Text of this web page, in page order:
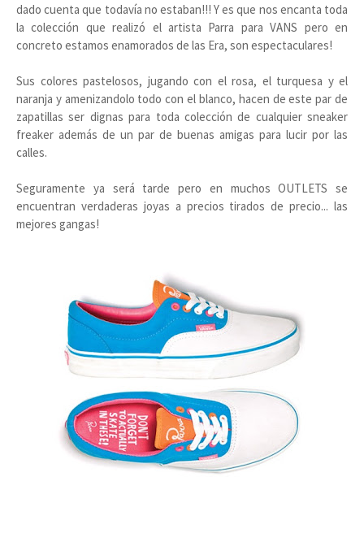
dado cuenta que todavía no estaban!!! Y es que nos encanta toda
la colección que realizó el artista Parra para VANS pero en
concreto estamos enamorados de las Era, son espectaculares!
Sus colores pastelosos, jugando con el rosa, el turquesa y el
naranja y amenizandolo todo con el blanco, hacen de este par de
zapatillas ser dignas para toda colección de cualquier sneaker
freaker además de un par de buenas amigas para lucir por las
calles.
Seguramente ya será tarde pero en muchos OUTLETS se
encuentran verdaderas joyas a precios tirados de precio... las
mejores gangas!